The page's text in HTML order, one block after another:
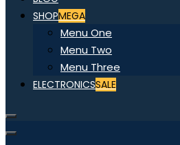
SHOPMEGA
Menu One
Menu Two
Menu Three
ELECTRONICSSALE